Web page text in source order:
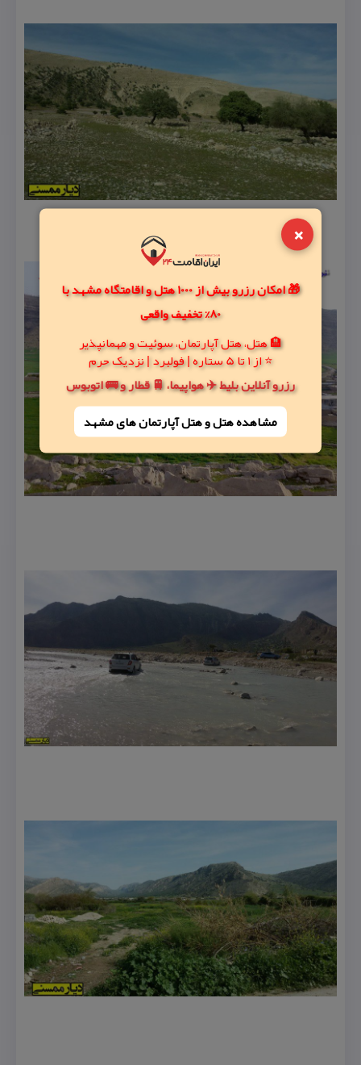
×
🎁 امکان رزرو بیش از 1000 هتل و اقامتگاه مشهد با
80% تخفیف واقعی
🏨 هتل، هتل آپارتمان، سوئیت و مهمانپذیر
⭐ از 1 تا 5 ستاره | فولبرد | نزدیک حرم
رزرو آنلاین بلیط ✈️ هواپیما، 🚆 قطار و 🚌 اتوبوس
مشاهده هتل و هتل‌ آپارتمان های مشهد